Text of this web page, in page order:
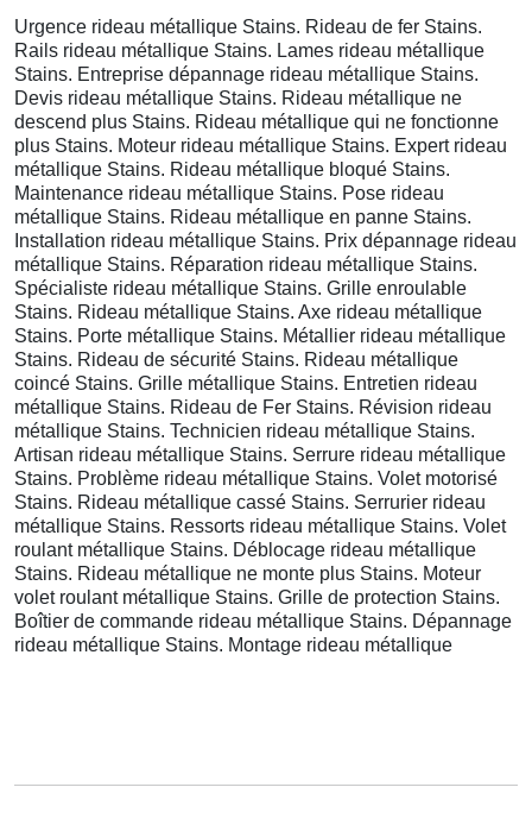
Urgence rideau métallique Stains. Rideau de fer Stains.
Rails rideau métallique Stains. Lames rideau métallique
Stains. Entreprise dépannage rideau métallique Stains.
Devis rideau métallique Stains. Rideau métallique ne
descend plus Stains. Rideau métallique qui ne fonctionne
plus Stains. Moteur rideau métallique Stains. Expert rideau
métallique Stains. Rideau métallique bloqué Stains.
Maintenance rideau métallique Stains. Pose rideau
métallique Stains. Rideau métallique en panne Stains.
Installation rideau métallique Stains. Prix dépannage rideau
métallique Stains. Réparation rideau métallique Stains.
Spécialiste rideau métallique Stains. Grille enroulable
Stains. Rideau métallique Stains. Axe rideau métallique
Stains. Porte métallique Stains. Métallier rideau métallique
Stains. Rideau de sécurité Stains. Rideau métallique
coincé Stains. Grille métallique Stains. Entretien rideau
métallique Stains. Rideau de Fer Stains. Révision rideau
métallique Stains. Technicien rideau métallique Stains.
Artisan rideau métallique Stains. Serrure rideau métallique
Stains. Problème rideau métallique Stains. Volet motorisé
Stains. Rideau métallique cassé Stains. Serrurier rideau
métallique Stains. Ressorts rideau métallique Stains. Volet
roulant métallique Stains. Déblocage rideau métallique
Stains. Rideau métallique ne monte plus Stains. Moteur
volet roulant métallique Stains. Grille de protection Stains.
Boîtier de commande rideau métallique Stains. Dépannage
rideau métallique Stains. Montage rideau métallique